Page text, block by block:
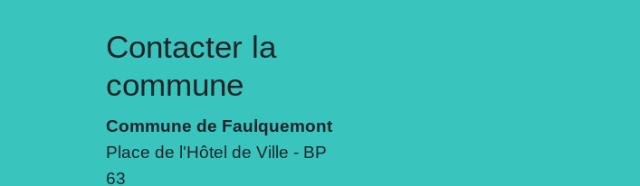
Contacter la
commune
Commune de Faulquemont
Place de l'Hôtel de Ville - BP
63